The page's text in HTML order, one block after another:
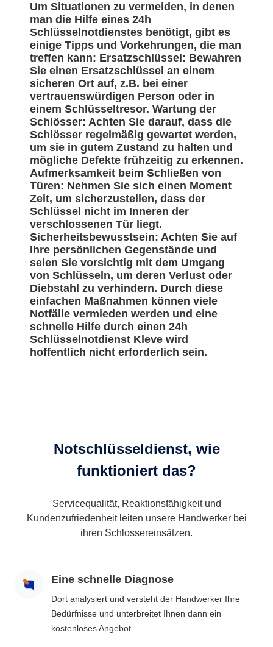
Um Situationen zu vermeiden, in denen
man die Hilfe eines 24h
Schlüsselnotdienstes benötigt, gibt es
einige Tipps und Vorkehrungen, die man
treffen kann: Ersatzschlüssel: Bewahren
Sie einen Ersatzschlüssel an einem
sicheren Ort auf, z.B. bei einer
vertrauenswürdigen Person oder in
einem Schlüsseltresor. Wartung der
Schlösser: Achten Sie darauf, dass die
Schlösser regelmäßig gewartet werden,
um sie in gutem Zustand zu halten und
mögliche Defekte frühzeitig zu erkennen.
Aufmerksamkeit beim Schließen von
Türen: Nehmen Sie sich einen Moment
Zeit, um sicherzustellen, dass der
Schlüssel nicht im Inneren der
verschlossenen Tür liegt.
Sicherheitsbewusstsein: Achten Sie auf
Ihre persönlichen Gegenstände und
seien Sie vorsichtig mit dem Umgang
von Schlüsseln, um deren Verlust oder
Diebstahl zu verhindern. Durch diese
einfachen Maßnahmen können viele
Notfälle vermieden werden und eine
schnelle Hilfe durch einen 24h
Schlüsselnotdienst Kleve wird
hoffentlich nicht erforderlich sein.
Notschlüsseldienst, wie
funktioniert das?
Servicequalität, Reaktionsfähigkeit und
Kundenzufriedenheit leiten unsere Handwerker bei
ihren Schlossereinsätzen.
Eine schnelle Diagnose
Dort analysiert und versteht der Handwerker Ihre
Bedürfnisse und unterbreitet Ihnen dann ein
kostenloses Angebot.